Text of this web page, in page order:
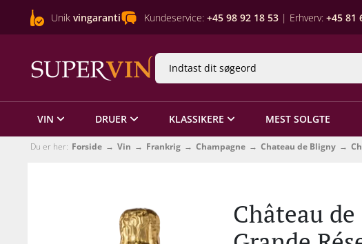
Unik vingaranti Kundeservice: +45 98 92 18 53 | Erhverv: +45 81
VIN DRUER KLASSIKERE MEST SOLGTE
Du er her: Forside Vin Frankrig Champagne Chateau de Bligny
Château